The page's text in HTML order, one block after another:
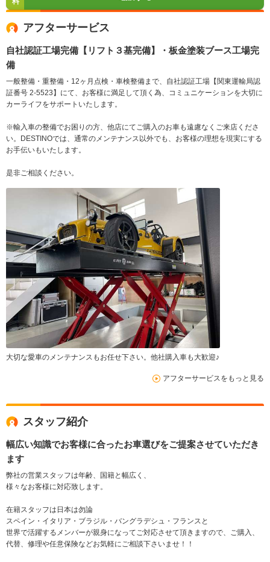
アフターサービス
自社認証工場完備【リフト３基完備】・板金塗装ブース工場完
備
一般整備・重整備・12ヶ月点検・車検整備まで、自社認証工場【関東運輸局認
証番号 2-5523】にて、お客様に満足して頂く為、コミュニケーションを大切に
カーライフをサポートいたします。
※輸入車の整備でお困りの方、他店にてご購入のお車も遠慮なくご来店くださ
い。DESTINOでは、通常のメンテナンス以外でも、お客様の理想を現実にする
お手伝いもいたします。
是非ご相談ください。
大切な愛車のメンテナンスもお任せ下さい。他社購入車も大歓迎♪
アフターサービスをもっと見る
スタッフ紹介
幅広い知識でお客様に合ったお車選びをご提案させていただき
ます
弊社の営業スタッフは年齢、国籍と幅広く、
様々なお客様に対応致します。
在籍スタッフは日本は勿論
スペイン・イタリア・ブラジル・バングラデシュ・フランスと
世界で活躍するメンバーが親身になってご対応させて頂きますので、ご購入、
代替、修理や任意保険などお気軽にご相談下さいませ！！